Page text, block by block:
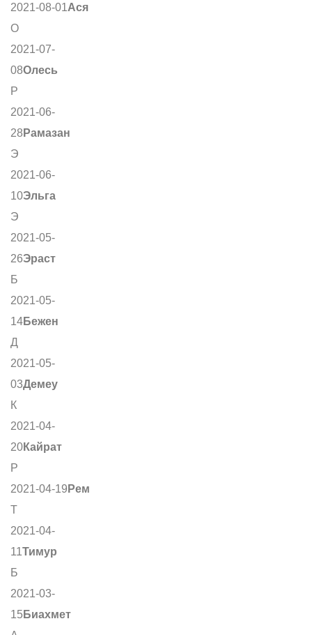
2021-08-01Ася
О
2021-07-
08Олесь
Р
2021-06-
28 Рамазан
Э
2021-06-
10Эльга
Э
2021-05-
26Эраст
Б
2021-05-
14Бежен
Д
2021-05-
03Демеу
К
2021-04-
20Кайрат
Р
2021-04-19 Рем
Т
2021-04-
11Тимур
Б
2021-03-
15 Биахмет